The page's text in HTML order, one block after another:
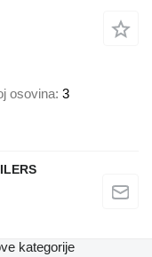
osovina 3
kategorije